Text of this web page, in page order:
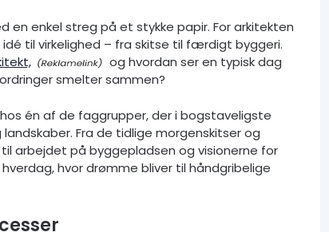
enkel streg på et stykke papir. For arkitekten
til virkelighed – fra skitse til færdigt byggeri.
og hvordan ser en typisk dag
smelter sammen?
én af de faggrupper, der i bogstaveligste
Fra de tidlige morgenskitser og
arbejdet på byggepladsen og visionerne for
hvor drømme bliver til håndgribelige